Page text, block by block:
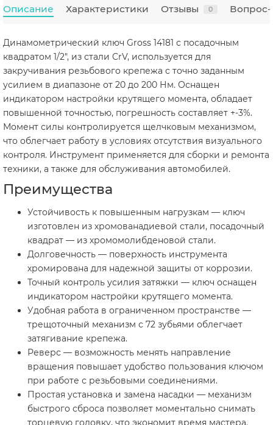
Описание Характеристики Отзывы 0 Вопрос-
Динамометрический ключ Gross 14181 с посадочным
квадратом 1/2", из стали CrV, используется для
закручивания резьбового крепежа с точно заданным
усилием в диапазоне от 20 до 200 Нм. Оснащен
индикатором настройки крутящего момента, обладает
повышенной точностью, погрешность составляет +-3%.
Момент силы контролируется щелчковым механизмом,
что облегчает работу в условиях отсутствия визуального
контроля. Инструмент применяется для сборки и ремонта
техники, а также для обслуживания автомобилей.
Преимущества
Устойчивость к повышенным нагрузкам — ключ
изготовлен из хромованадиевой стали, посадочный
квадрат — из хромомолибденовой стали.
Долговечность — поверхность инструмента
хромирована для надежной защиты от коррозии.
Точный контроль усилия затяжки — ключ оснащен
индикатором настройки крутящего момента.
Удобная работа в ограниченном пространстве —
трещоточный механизм с 72 зубьями облегчает
затягивание крепежа.
Реверс — возможность менять направление
вращения повышает удобство пользования ключом
при работе с резьбовыми соединениями.
Простая установка и замена насадки — механизм
быстрого сброса позволяет моментально снимать
торцевую головку, что экономит время мастера.